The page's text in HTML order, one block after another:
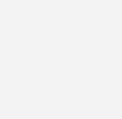
in einem vorgefertigten
Anschluss
Netz ermöglicht. Mark Yates
zu Fimer basiert seit jeher
hochwertige Projekte
zu liefern. Unser Umgang
hohen Maß an